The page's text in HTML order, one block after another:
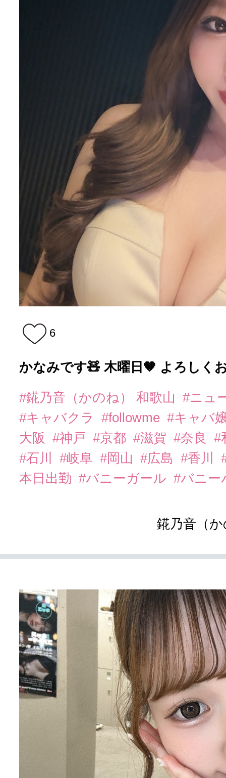
6
かなみです🧸 木曜日‪🤎 よろしく
#錵乃音（かのね） 和歌山
#ニュ
#キャバクラ
#followme #キャバ
大阪
#神戸 #京都 #滋賀 #奈良
#
#石川
#岐阜 #岡山 #広島 #香川
本日出勤 #バニーガール #バニ
錵乃音（